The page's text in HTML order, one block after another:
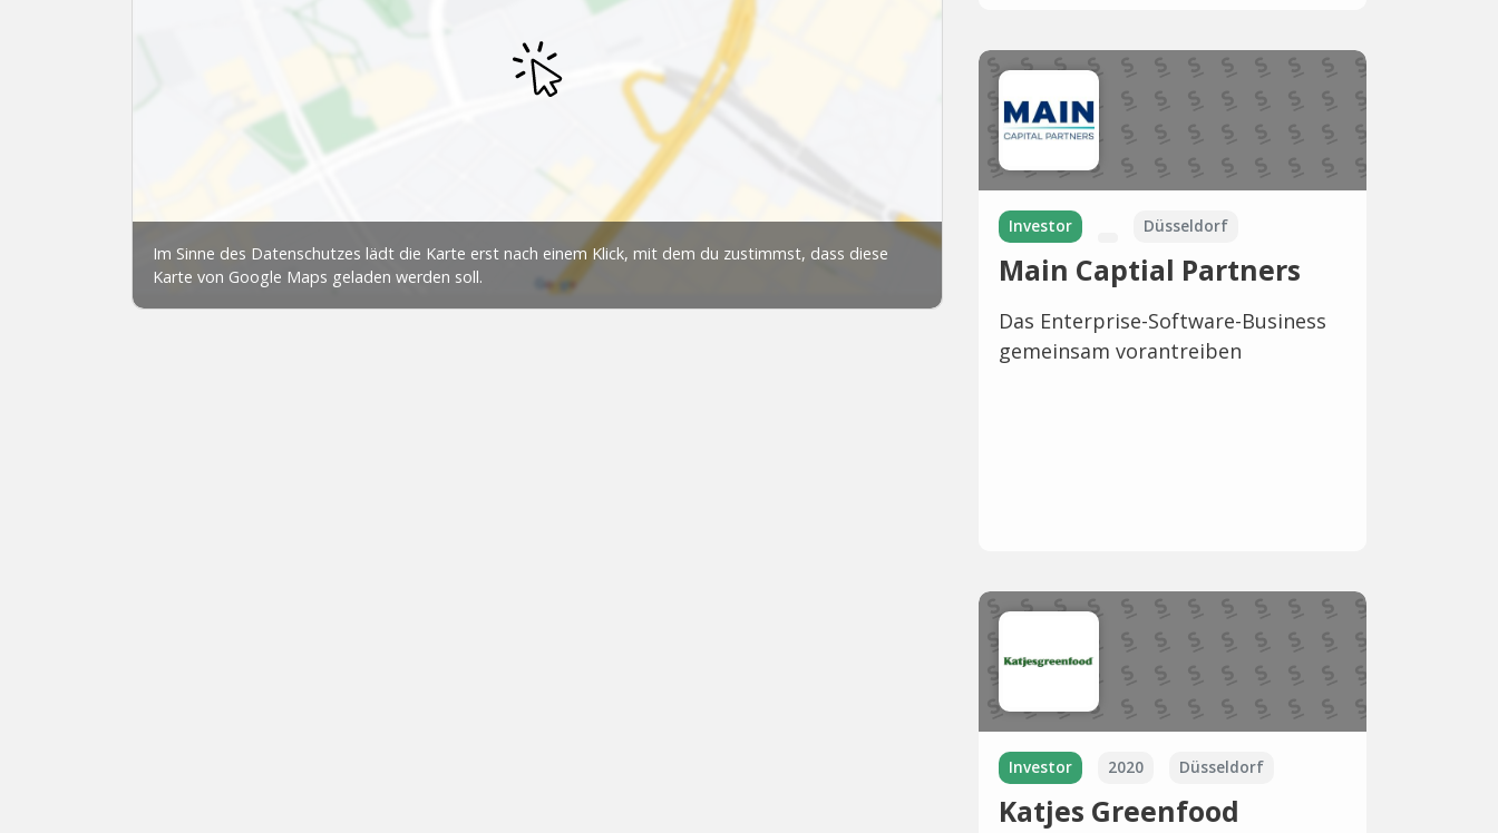
Investor Düsseldorf
Main Captial Partners
Das Enterprise-Software-Business
gemeinsam vorantreiben
Investor 2020 Düsseldorf
Katjes Greenfood